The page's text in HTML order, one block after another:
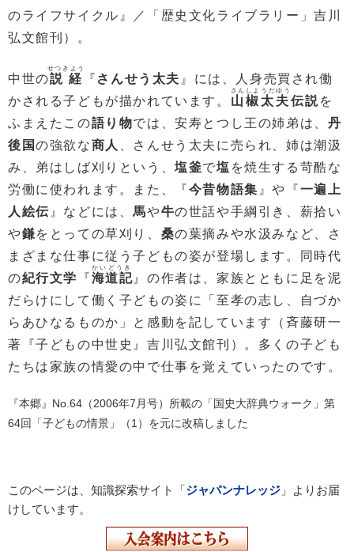
のライフサイクル』／「歴史文化ライブラリー」吉川
弘文館刊）。
中世の説経
せつきよう
『 さんせう太夫 』には、人身売買され働
かされる子どもが描かれています。 山椒太夫
さんしようだゆう
伝説を
ふまえたこの語り物では、安寿とつし王の姉弟は、 丹
後国の強欲な商人
、さんせう太夫に売られ、姉は潮汲
み、弟はしば刈りという、塩釜で塩 を焼生する苛酷な
労働に使われます。また、『今昔物語集 』や『一遍上
人絵伝 』などには、馬や牛の世話や手綱引き、薪拾い
や鎌をとっての草刈り、 桑の葉摘みや水汲みなど、さ
まざまな仕事に従う子どもの姿が登場します。同時代
の紀行文学 『海道記
かいどうき
』の作者は、家族とともに足を泥
だらけにして働く子どもの姿に「至孝の志し、自づか
らあひなるものか」と感動を記しています（斉藤研一
著『子どもの中世史』吉川弘文館刊）。多くの子ども
たちは家族の情愛の中で仕事を覚えていったのです。
『本郷』No.64（2006年7月号）所載の「国史大辞典ウォーク」第
64回「子どもの情景」（1）を元に改稿しました
このページは、知識探索サイト「ジャパンナレッジ 」よりお届
けしています。